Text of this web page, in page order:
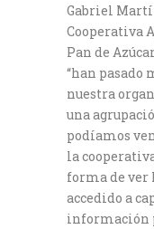
Gabriel
Cooperativa
Pan de
“han pasado
nuestra
una
podíamos
la
forma de ver
accedido a
información